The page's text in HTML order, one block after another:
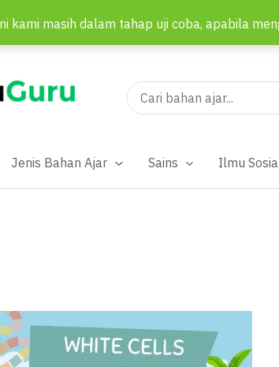
Search
Jenis Bahan Ajar Sains Ilmu
kami masih dalam tahap uji coba, apabila